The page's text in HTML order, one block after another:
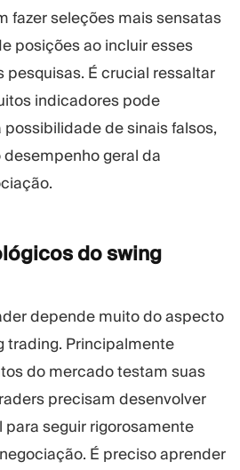
fazer seleções mais sensatas
posições ao incluir esses
pesquisas. É crucial ressaltar
indicadores pode
de sinais falsos,
geral da
do swing
depende muito do aspecto
trading. Principalmente
do mercado testam suas
precisam desenvolver
seguir rigorosamente
É preciso aprender